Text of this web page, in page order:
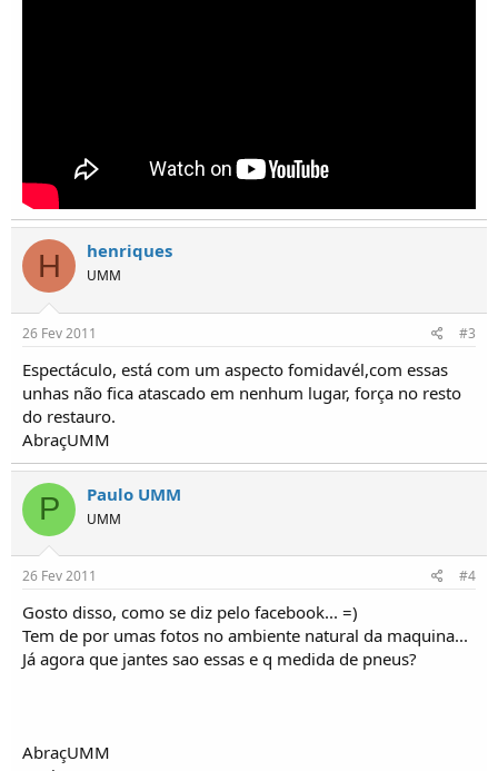
H henriques
UMM
26 Fev 2011 #3
Espectáculo, está com um aspecto fomidavél,com essas
unhas não fica atascado em nenhum lugar, força no resto
do restauro.
AbraçUMM
P Paulo UMM
UMM
26 Fev 2011 #4
Gosto disso, como se diz pelo facebook... =)
Tem de por umas fotos no ambiente natural da maquina...
Já agora que jantes sao essas e q medida de pneus?
AbraçUMM